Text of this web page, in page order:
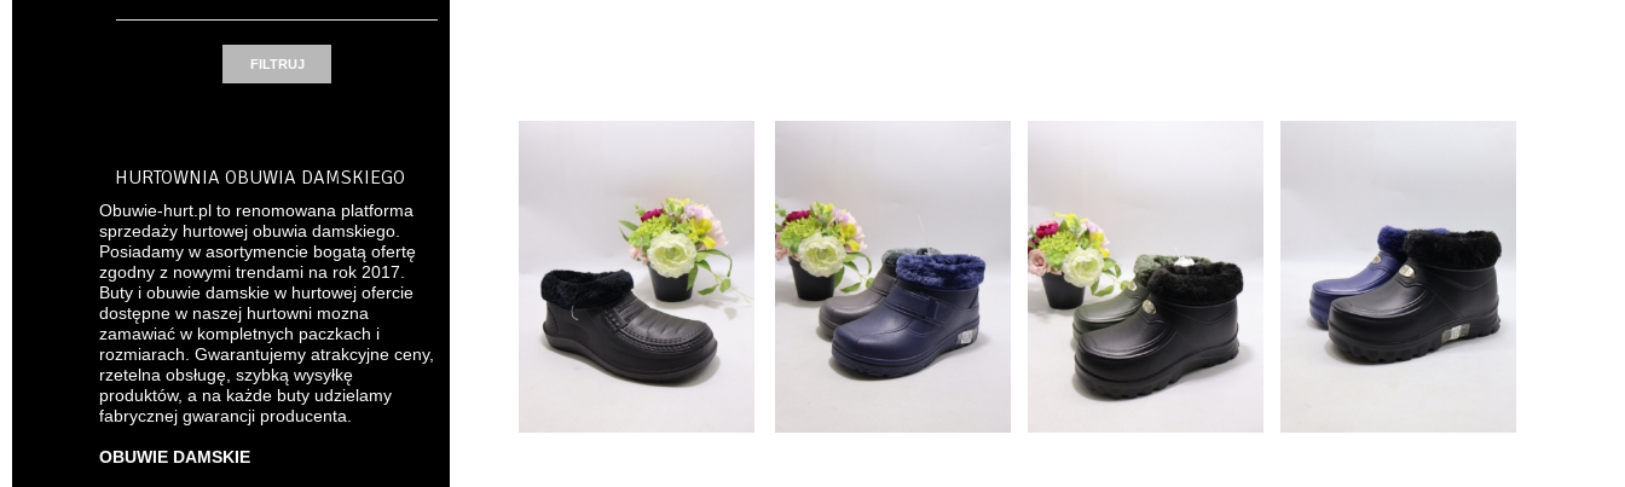
HURTOWNIA OBUWIA DAMSKIEGO
Obuwie-hurt.pl to renomowana platforma
sprzedaży hurtowej obuwia damskiego.
Posiadamy w asortymencie bogatą ofertę
zgodny z nowymi trendami na rok 2017.
Buty i obuwie damskie w hurtowej ofercie
dostępne w naszej hurtowni mozna
zamawiać w kompletnych paczkach i
rozmiarach. Gwarantujemy atrakcyjne ceny,
rzetelna obsługę, szybką wysyłkę
produktów, a na każde buty udzielamy
fabrycznej gwarancji producenta.
OBUWIE DAMSKIE